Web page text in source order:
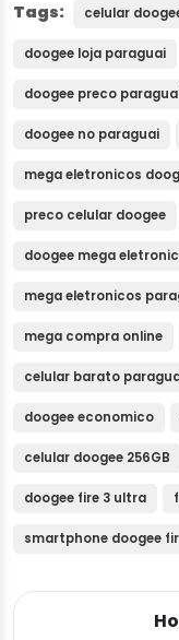
Tags: celular
doogee loja paraguai
doogee preco
doogee no paraguai
mega eletronicos
preco celular doogee
doogee mega
mega eletronicos
mega compra online
celular barato
doogee economico
celular doogee 256GB
doogee fire 3 ultra
smartphone doogee